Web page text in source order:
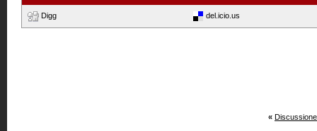
Digg del.icio.us
«